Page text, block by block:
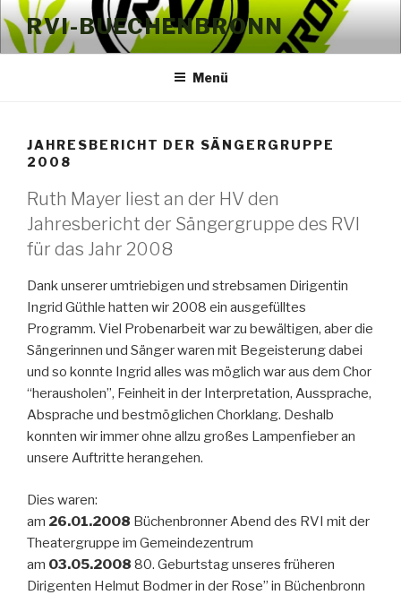
Zum
Inhalt
springen
RVI-BUECHENBRONN
Menü
JAHRESBERICHT DER SÄNGERGRUPPE
2008
Ruth Mayer liest an der HV den
Jahresbericht der Sängergruppe des RVI
für das Jahr 2008
Dank unserer umtriebigen und strebsamen Dirigentin
Ingrid Güthle hatten wir 2008 ein ausgefülltes
Programm. Viel Probenarbeit war zu bewältigen, aber die
Sängerinnen und Sänger waren mit Begeisterung dabei
und so konnte Ingrid alles was möglich war aus dem Chor
“herausholen”, Feinheit in der Interpretation, Aussprache,
Absprache und bestmöglichen Chorklang. Deshalb
konnten wir immer ohne allzu großes Lampenfieber an
unsere Auftritte herangehen.
Dies waren:
am 26.01.2008 Büchenbronner Abend des RVI mit der
Theatergruppe im Gemeindezentrum
am 03.05.2008 80. Geburtstag unseres früheren
Dirigenten Helmut Bodmer in der Rose” in Büchenbronn